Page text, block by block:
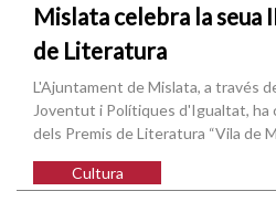
Mislata celebra la seua
de Literatura
L'Ajuntament de Mislata, a través
Joventut i Polítiques d'Igualtat, ha
dels Premis de Literatura “Vila de
Cultura